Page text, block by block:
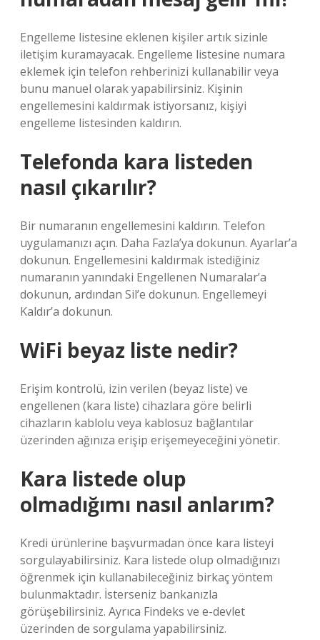
Engelleme listesine eklenen kişiler artık sizinle
iletişim kuramayacak. Engelleme listesine numara
eklemek için telefon rehberinizi kullanabilir veya
bunu manuel olarak yapabilirsiniz. Kişinin
engellemesini kaldırmak istiyorsanız, kişiyi
engelleme listesinden kaldırın.
Telefonda kara listeden
nasıl çıkarılır?
Bir numaranın engellemesini kaldırın. Telefon
uygulamanızı açın. Daha Fazla’ya dokunun. Ayarlar’a
dokunun. Engellemesini kaldırmak istediğiniz
numaranın yanındaki Engellenen Numaralar’a
dokunun, ardından Sil’e dokunun. Engellemeyi
Kaldır’a dokunun.
WiFi beyaz liste nedir?
Erişim kontrolü, izin verilen (beyaz liste) ve
engellenen (kara liste) cihazlara göre belirli
cihazların kablolu veya kablosuz bağlantılar
üzerinden ağınıza erişip erişemeyeceğini yönetir.
Kara listede olup
olmadığımı nasıl anlarım?
Kredi ürünlerine başvurmadan önce kara listeyi
sorgulayabilirsiniz. Kara listede olup olmadığınızı
öğrenmek için kullanabileceğiniz birkaç yöntem
bulunmaktadır. İsterseniz bankanızla
görüşebilirsiniz. Ayrıca Findeks ve e-devlet
üzerinden de sorgulama yapabilirsiniz.